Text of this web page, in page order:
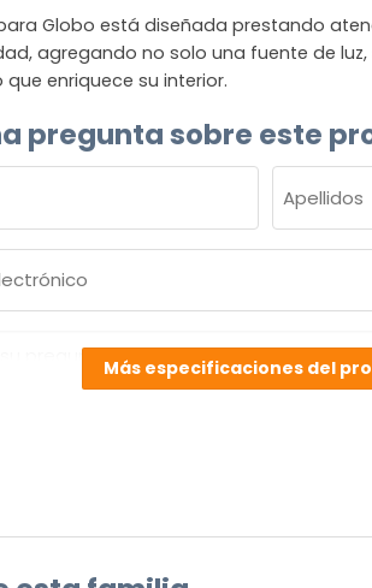
Globo está diseñada prestando
agregando no solo una fuente de
enriquece su interior.
pregunta sobre este
Apellidos
Más especificaciones del